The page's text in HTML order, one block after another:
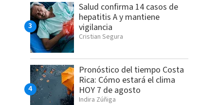
Salud confirma 14 casos de
hepatitis A y mantiene
vigilancia
Cristian Segura
Pronóstico del tiempo Costa
Rica: Cómo estará el clima
HOY 7 de agosto
Indira Zúñiga